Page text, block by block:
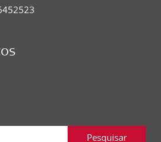
Pesquisar